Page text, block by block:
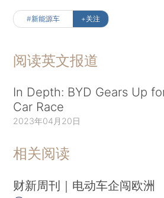
#新能源车 +关注
阅读英文报道
In Depth: BYD Gears Up
Car Race
2023年04月20日
相关阅读
财新周刊｜电动车企闯欧洲